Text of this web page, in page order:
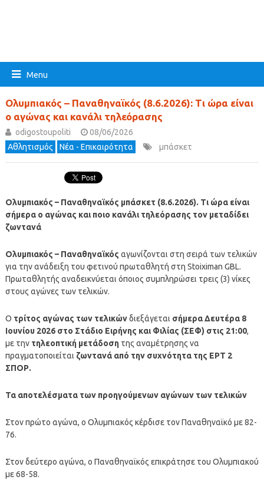
Menu
Ολυμπιακός – Παναθηναϊκός (8.6.2026): Τι ώρα είναι
ο αγώνας και κανάλι τηλεόρασης
odigostoupoliti
08/06/2026
Αθλητισμός
Νέα - Επικαιρότητα μπάσκετ
Ολυμπιακός – Παναθηναϊκός μπάσκετ (8.6.2026). Τι ώρα είναι
σήμερα ο αγώνας και ποιο κανάλι τηλεόρασης τον μεταδίδει
ζωντανά
Ολυμπιακός – Παναθηναϊκός αγωνίζονται στη σειρά των τελικών
για την ανάδειξη του φετινού πρωταθλητή στη Stoiximan GBL.
Πρωταθλητής αναδεικνύεται όποιος συμπληρώσει τρεις (3) νίκες
στους αγώνες των τελικών.
Ο τρίτος αγώνας των τελικώνδιεξάγεται σήμερα Δευτέρα 8
Ιουνίου 2026 στο Στάδιο Ειρήνης και Φιλίας (ΣΕΦ) στις 21:00,
με την τηλεοπτική μετάδοσητης αναμέτρησης να
πραγματοποιείται ζωντανά από την συχνότητα της ΕΡΤ 2
ΣΠΟΡ.
Τα αποτελέσματα των προηγούμενων αγώνων των τελικών
Στον πρώτο αγώνα, ο Ολυμπιακός κέρδισε τον Παναθηναϊκό με 82-
76.
Στον δεύτερο αγώνα, ο Παναθηναϊκός επικράτησε του Ολυμπιακού
με 68-58.